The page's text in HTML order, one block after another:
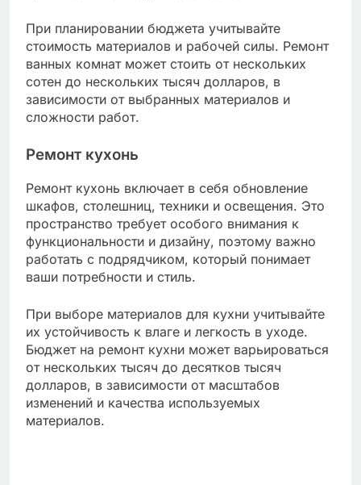
При планировании бюджета учитывайте
стоимость материалов и рабочей силы. Ремонт
ванных комнат может стоить от нескольких
сотен до нескольких тысяч долларов, в
зависимости от выбранных материалов и
сложности работ.
Ремонт кухонь
Ремонт кухонь включает в себя обновление
шкафов, столешниц, техники и освещения. Это
пространство требует особого внимания к
функциональности и дизайну, поэтому важно
работать с подрядчиком, который понимает
ваши потребности и стиль.
При выборе материалов для кухни учитывайте
их устойчивость к влаге и легкость в уходе.
Бюджет на ремонт кухни может варьироваться
от нескольких тысяч до десятков тысяч
долларов, в зависимости от масштабов
изменений и качества используемых
материалов.